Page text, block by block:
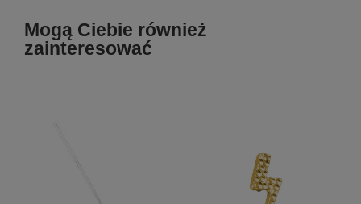
Mogą Ciebie również
zainteresować